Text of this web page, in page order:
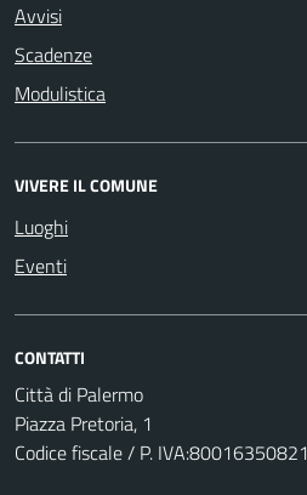
Avvisi
Scadenze
Modulistica
VIVERE IL COMUNE
Luoghi
Eventi
CONTATTI
Città di Palermo
Piazza Pretoria, 1
Codice fiscale / P. IVA:80016350821